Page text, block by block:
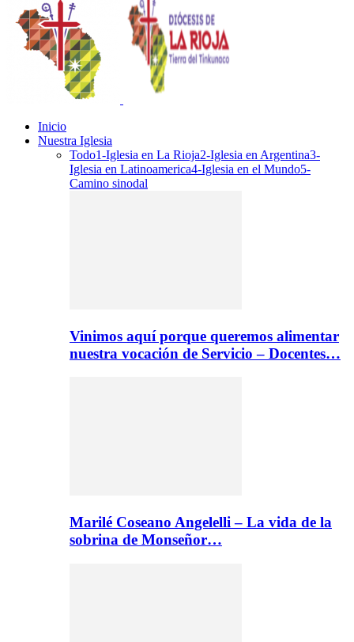
Inicio
Nuestra Iglesia
Todo1-Iglesia en La Rioja2-Iglesia en Argentina3-
Iglesia en Latinoamerica4-Iglesia en el Mundo5-
Camino sinodal
Vinimos aquí porque queremos alimentar
nuestra vocación de Servicio – Docentes…
Marilé Coseano Angelelli – La vida de la
sobrina de Monseñor…